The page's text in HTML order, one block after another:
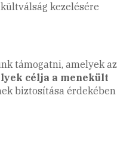
kezelésére
támogatni, amelyek az
célja a menekült
biztosítása érdekében